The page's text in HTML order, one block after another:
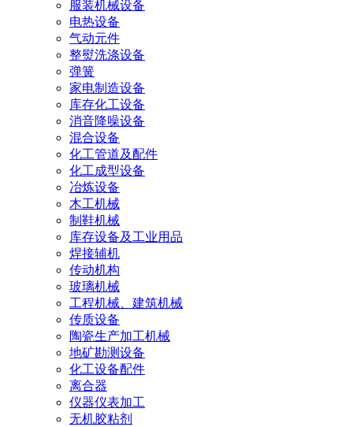
服装机械设备
电热设备
气动元件
整熨洗涤设备
弹簧
家电制造设备
库存化工设备
消音降噪设备
混合设备
化工管道及配件
化工成型设备
冶炼设备
木工机械
制鞋机械
库存设备及工业用品
焊接辅机
传动机构
玻璃机械
工程机械、建筑机械
传质设备
陶瓷生产加工机械
地矿勘测设备
化工设备配件
离合器
仪器仪表加工
无机胶粘剂